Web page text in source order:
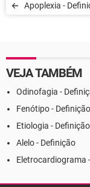
Apoplexia -
VEJA TAMBÉM
Odinofagia -
Fenótipo - Definição
Etiologia - Definição
Alelo - Definição
Eletrocardiograma